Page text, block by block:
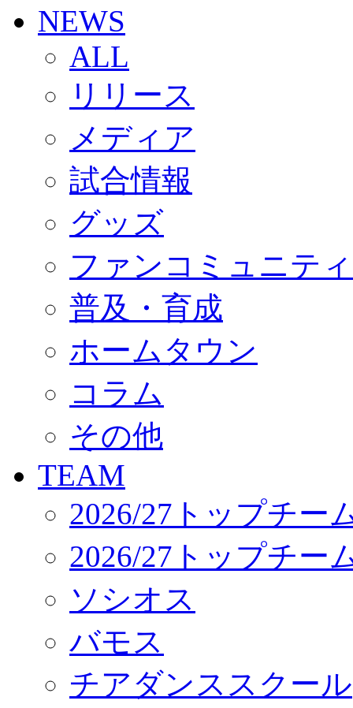
SCHEDULE
2026/27
練習見学時のファンサービスについて
TICKET
奈良クラブ明治安田J3リーグ2026/27シーズン試
奈良クラブ明治安田Ｊ3リーグ 2026/27シーズン「
観戦ルール＆マナー
2026/27ファンコミュニティ
サポートショップ
GOODS
オフィシャルストア（実店舗）
オンラインストア
ACADEMY
アカデミーについて
コーチ&スタッフ
ジュニア
ジュニアユース
ユース
練習拠点（ナラディーア）
SCHOOL
CLUB
パートナー募集
クラブ理念
サステナビリティ
Web制作支援
応援プロジェクト
NEWS
ALL
リリース
メディア
試合情報
グッズ
ファンコミュニティ
普及・育成
ホームタウン
コラム
その他
TEAM
2026/27トップチー
2026/27トップチー
ソシオス
バモス
チアダンススクール